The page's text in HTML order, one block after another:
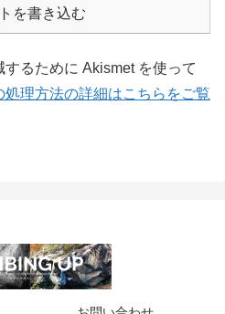
を書き込む
るために Akismet を使って
処理方法の詳細はこちらをご覧